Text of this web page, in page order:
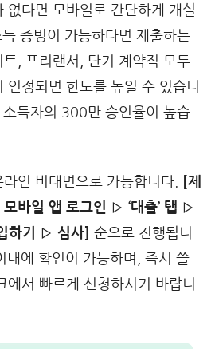
없다면 모바일로 간단하게 개설
증빙이 가능하다면 제출하는
, 프리랜서, 단기 계약직 모두
인정되면 한도를 높일 수 있습니
득자의 300만 승인율이 높습
인 비대면으로 가능합니다.
[제
바일 앱 로그인 ▷ ‘대출’ 탭 ▷
하기 ▷ 심사]
순으로 진행됩니
내에 확인이 가능하며, 즉시 쓸
에서 빠르게 신청하시기 바랍니